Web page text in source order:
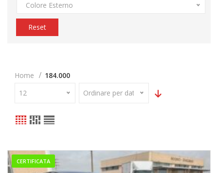
Colore Esterno
Reset
Home
184.000
12
Ordinare per data
CERTIFICATA